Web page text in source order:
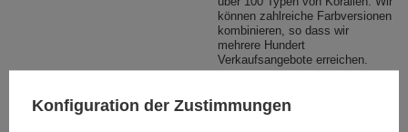
können zahlreiche Farbversionen
kombinieren, so dass wir
mehrere Hundert
Verkaufsangebote erreichen.
Siehe auch
Konfiguration der Zustimmungen